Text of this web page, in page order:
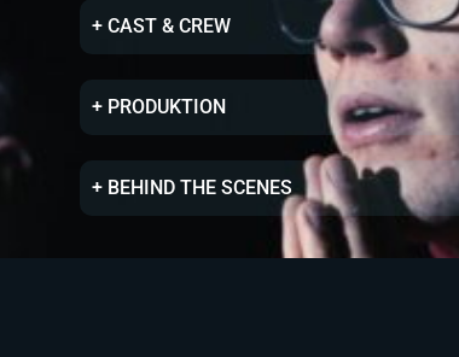
+ CAST & CREW
+ PRODUKTION
+ BEHIND THE SCENES